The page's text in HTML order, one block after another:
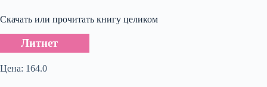
Скачать или прочитать книгу целиком
Литнет
Цена: 164.0